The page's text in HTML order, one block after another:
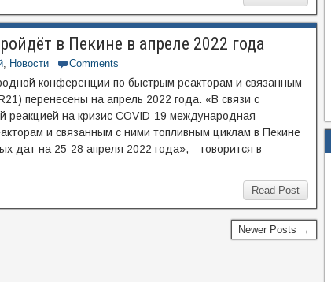
в Пекине в апреле 2022 года
, Новости Comments
конференции по быстрым реакторам и связанным
перенесены на апрель 2022 года. «В связи с
реакцией на кризис COVID-19 международная
и связанным с ними топливным циклам в Пекине
дат на 25-28 апреля 2022 года», – говорится в
Read Post
Newer Posts →